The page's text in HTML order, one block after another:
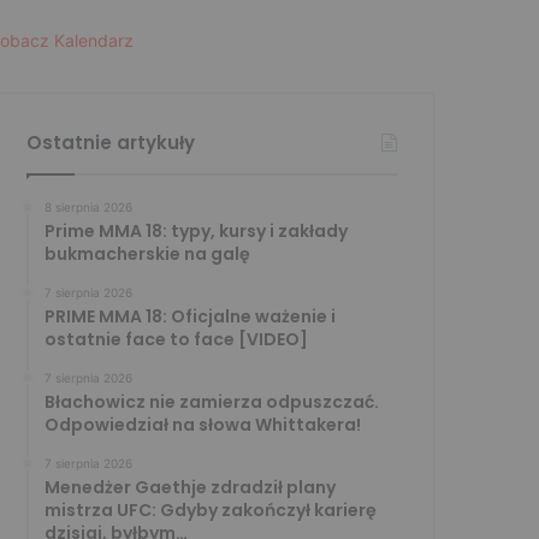
Kalendarz
Ostatnie artykuły
8 sierpnia 2026
Prime MMA 18: typy, kursy i zakłady
bukmacherskie na galę
7 sierpnia 2026
PRIME MMA 18: Oficjalne ważenie i
ostatnie face to face [VIDEO]
7 sierpnia 2026
Błachowicz nie zamierza odpuszczać.
Odpowiedział na słowa Whittakera!
7 sierpnia 2026
Menedżer Gaethje zdradził plany
mistrza UFC: Gdyby zakończył karierę
dzisiaj, byłbym…